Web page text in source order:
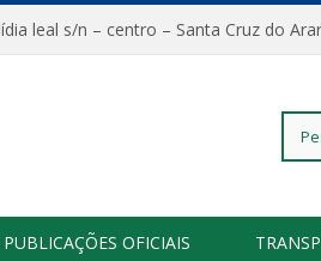
lídia leal s/n – centro – Santa Cruz
PUBLICAÇÕES OFICIAIS